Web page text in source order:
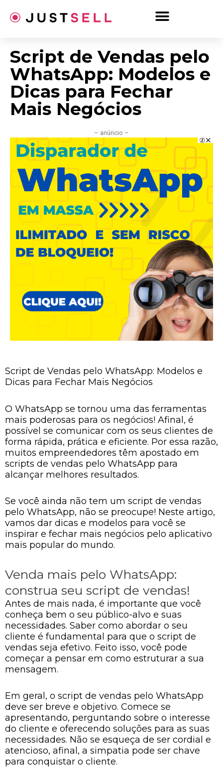
para
Script de Vendas pelo
WhatsApp: Modelos e
Dicas para Fechar
Mais Negócios
– anúncio –
Script de Vendas pelo WhatsApp: Modelos e
Dicas para Fechar Mais Negócios
O WhatsApp se tornou uma das ferramentas
mais poderosas para os negócios! Afinal, é
possível se comunicar com os seus clientes de
forma rápida, prática e eficiente. Por essa razão,
muitos empreendedores têm apostado em
scripts de vendas pelo WhatsApp para
alcançar melhores resultados.
Se você ainda não tem um script de vendas
pelo WhatsApp, não se preocupe! Neste artigo,
vamos dar dicas e modelos para você se
inspirar e fechar mais negócios pelo aplicativo
mais popular do mundo.
Venda mais pelo WhatsApp:
construa seu script de vendas!
Antes de mais nada, é importante que você
conheça bem o seu público-alvo e suas
necessidades. Saber como abordar o seu
cliente é fundamental para que o script de
vendas seja efetivo. Feito isso, você pode
começar a pensar em como estruturar a sua
mensagem.
Em geral, o script de vendas pelo WhatsApp
deve ser breve e objetivo. Comece se
apresentando, perguntando sobre o interesse
do cliente e oferecendo soluções para as suas
necessidades. Não se esqueça de ser cordial e
atencioso, afinal, a simpatia pode ser chave
para conquistar o cliente.